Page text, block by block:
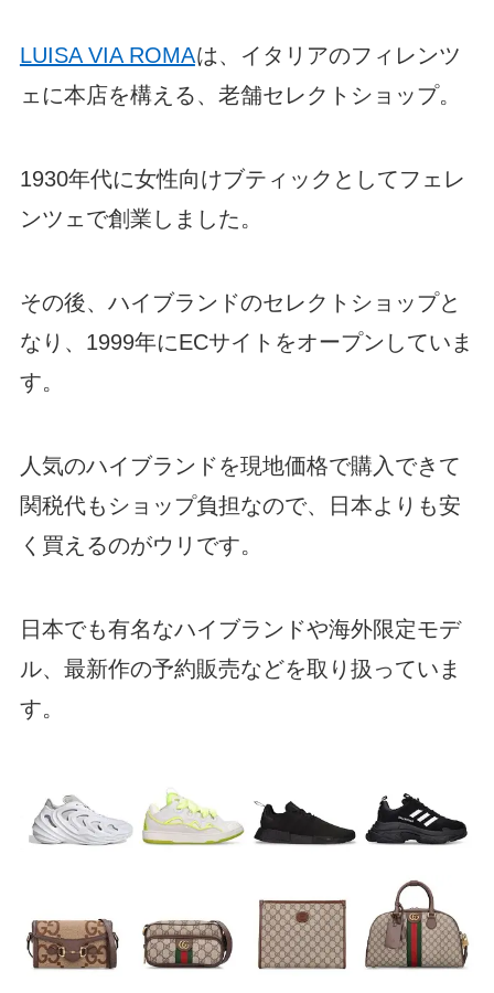
LUISA VIA ROMAは、イタリアのフィレンツ
ェに本店を構える、老舗セレクトショップ。
1930年代に女性向けブティックとしてフェレ
ンツェで創業しました。
その後、ハイブランドのセレクトショップと
なり、1999年にECサイトをオープンしていま
す。
人気のハイブランドを現地価格で購入できて
関税代もショップ負担なので、日本よりも安
く買えるのがウリです。
日本でも有名なハイブランドや海外限定モデ
ル、最新作の予約販売などを取り扱っていま
す。